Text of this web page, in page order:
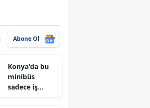
Abone Ol
Konya'da bu
minibüs
sadece iş